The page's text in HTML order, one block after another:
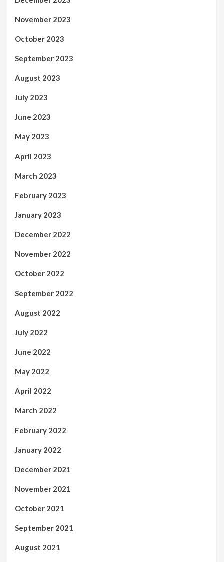
November 2023
October 2023
September 2023
August 2023
July 2023
June 2023
May 2023
April 2023
March 2023
February 2023
January 2023
December 2022
November 2022
October 2022
September 2022
August 2022
July 2022
June 2022
May 2022
April 2022
March 2022
February 2022
January 2022
December 2021
November 2021
October 2021
September 2021
August 2021